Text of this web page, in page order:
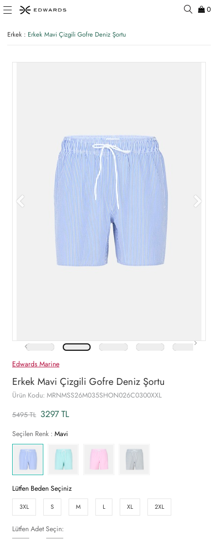
0
Erkek : Erkek Mavi Çizgili Gofre Deniz Şortu
Edwards Marine
Erkek Mavi Çizgili Gofre Deniz Şortu
Ürün Kodu: MRNMSS26M035SHON026C0300XXL
5495 TL 3297 TL
Seçilen Renk : Mavi
Lütfen Beden Seçiniz
3XL S M L XL 2XL
Lütfen Adet Seçin: